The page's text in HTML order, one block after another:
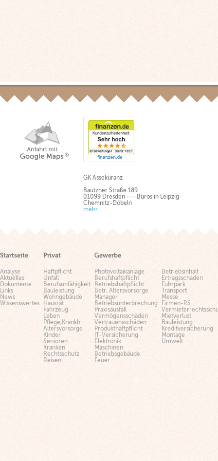
GK Assekuranz
Bautzner Straße 189
01099 Dresden --- Büros in Leipzig-
Chemnitz-Döbeln
mehr...
Startseite
Analyse
Aktuelles
Dokumente
Links
News
Wissenswertes
Privat
Haftpflicht
Unfall
Berufsunfähigkeit
Bauleistung
Wohngebäude
Hausrat
Fahrzeug
Leben
Pflege,Krankh.
Altersvorsorge
Kinder
Senioren
Kranken
Rechtsschutz
Reisen
Gewerbe
Photovoltaikanlage
Berufshaftpflicht
Betriebshaftpflicht
Betr. Altersvorsorge
Manager
Betriebsunterbrechung
Praxisausfall
Vermögensschäden
Vertrauensschäden
Produkthaftpflicht
IT-Versicherung
Elektronik
Maschinen
Betriebsgebäude
Feuer
Betriebsinhalt
Ertragsschaden
Fuhrpark
Transport
Messe
Firmen-RS
Mietverlust
Bauleistung
Kreditversicherung
Montage
Umwelt